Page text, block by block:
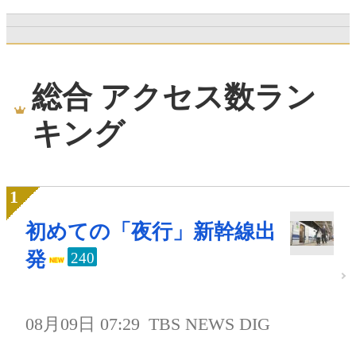
総合 アクセス数ラン
キング
初めての「夜行」新幹線出
発
240
08月09日 07:29 TBS NEWS DIG